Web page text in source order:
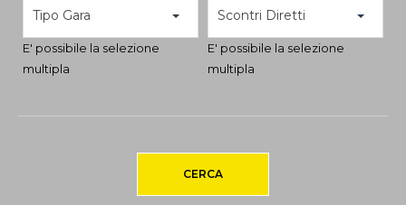
Tipo Gara
E' possibile la selezione
multipla
Scontri Diretti
E' possibile la selezione
multipla
CERCA